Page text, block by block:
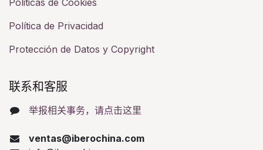
Política de Privacidad
Protección de Datos y Copyright
联系和客服​
举报相关事务，请点击这里
ventas@iberochina.com